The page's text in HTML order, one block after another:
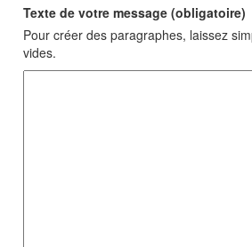
Texte de votre message (obligatoire)
Pour créer des paragraphes, laissez
vides.